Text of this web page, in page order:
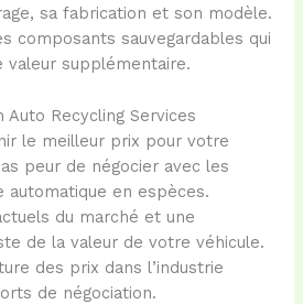
sa fabrication et son modèle.
composants sauvegardables qui
valeur supplémentaire.
Auto Recycling Services
le meilleur prix pour votre
peur de négocier avec les
automatique en espèces.
du marché et une
de la valeur de votre véhicule.
des prix dans l’industrie
de négociation.